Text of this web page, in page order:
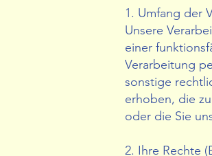
1. Umfang der
Unsere
einer
Verarbeitung
sonstige
erhoben, die
oder die Sie
2. Ihre Rechte